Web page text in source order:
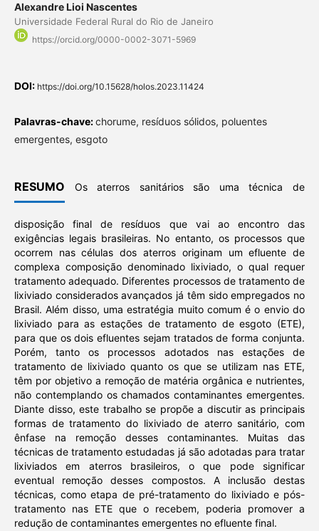
Alexandre Lioi Nascentes
Universidade Federal Rural do Rio de Janeiro
https://orcid.org/0000-0002-3071-5969
DOI: https://doi.org/10.15628/holos.2023.11424
Palavras-chave:chorume, resíduos sólidos, poluentes
emergentes, esgoto
RESUMO Os aterros sanitários são uma técnica de
disposição final de resíduos que vai ao encontro das
exigências legais brasileiras. No entanto, os processos que
ocorrem nas células dos aterros originam um efluente de
complexa composição denominado lixiviado, o qual requer
tratamento adequado. Diferentes processos de tratamento de
lixiviado considerados avançados já têm sido empregados no
Brasil. Além disso, uma estratégia muito comum é o envio do
lixiviado para as estações de tratamento de esgoto (ETE),
para que os dois efluentes sejam tratados de forma conjunta.
Porém, tanto os processos adotados nas estações de
tratamento de lixiviado quanto os que se utilizam nas ETE,
têm por objetivo a remoção de matéria orgânica e nutrientes,
não contemplando os chamados contaminantes emergentes.
Diante disso, este trabalho se propõe a discutir as principais
formas de tratamento do lixiviado de aterro sanitário, com
ênfase na remoção desses contaminantes. Muitas das
técnicas de tratamento estudadas já são adotadas para tratar
lixiviados em aterros brasileiros, o que pode significar
eventual remoção desses compostos. A inclusão destas
técnicas, como etapa de pré-tratamento do lixiviado e pós-
tratamento nas ETE que o recebem, poderia promover a
redução de contaminantes emergentes no efluente final.